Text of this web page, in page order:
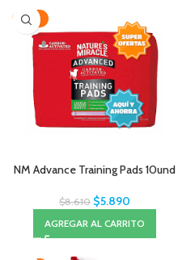
-32%
NM Advance Training Pads 10und
$8.610 $5.890
AGREGAR AL CARRITO